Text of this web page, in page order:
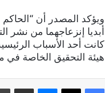
ويؤكد المصدر أن
أبديا إنزعاجهما من نشر
كانت أحد الأسباب
هيئة التحقيق الخاصة في
فيسبوك X ماسنجر مشاركة عبر البريد